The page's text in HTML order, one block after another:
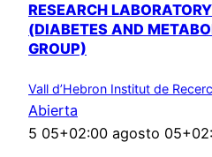
RESEARCH
(DIABETES AND
GROUP)
Vall d’Hebron Institut de
Abierta
5 05+02:00 agosto